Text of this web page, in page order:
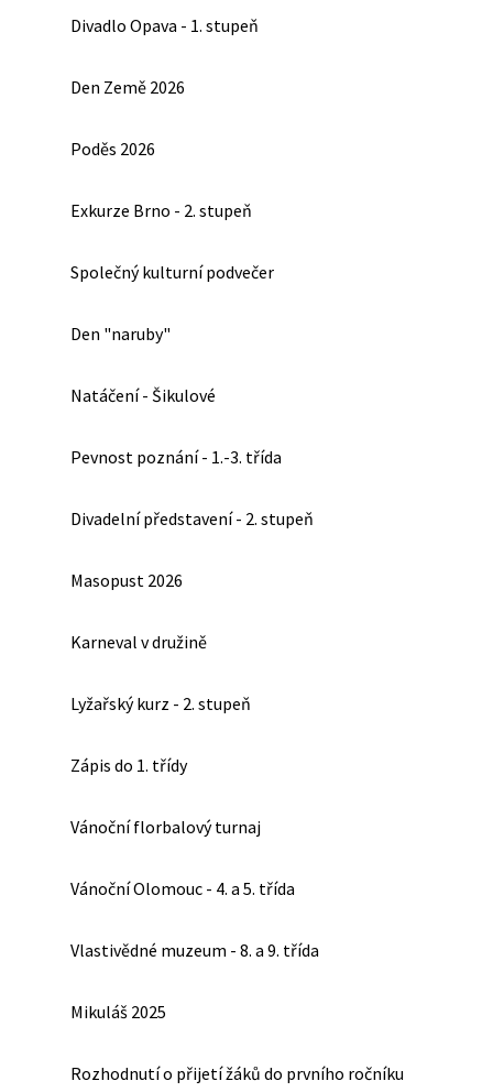
Divadlo Opava - 1. stupeň
Den Země 2026
Poděs 2026
Exkurze Brno - 2. stupeň
Společný kulturní podvečer
Den "naruby"
Natáčení - Šikulové
Pevnost poznání - 1.-3. třída
Divadelní představení - 2. stupeň
Masopust 2026
Karneval v družině
Lyžařský kurz - 2. stupeň
Zápis do 1. třídy
Vánoční florbalový turnaj
Vánoční Olomouc - 4. a 5. třída
Vlastivědné muzeum - 8. a 9. třída
Mikuláš 2025
Rozhodnutí o přijetí žáků do prvního ročníku